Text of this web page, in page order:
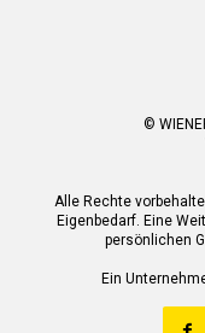
©
Alle Rechte
Eigenbedarf. Eine
persönlichen
Ein